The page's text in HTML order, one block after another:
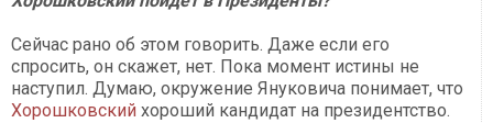
Сейчас рано об этом говорить. Даже если его
спросить, он скажет, нет. Пока момент истины не
наступил. Думаю, окружение Януковича понимает, что
Хорошковский хороший кандидат на президентство.